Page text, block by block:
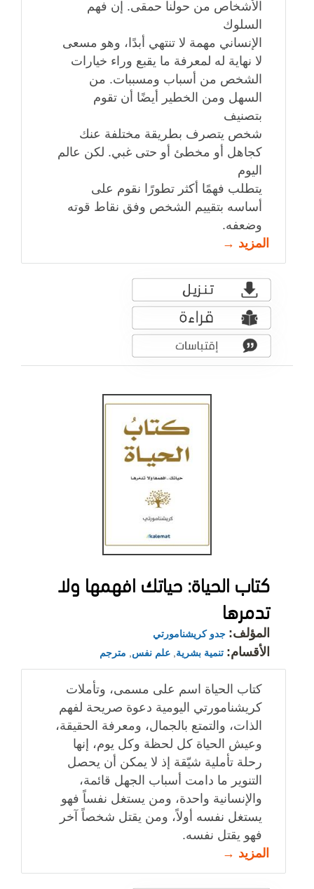
الأشخاص من حولنا حمقى. إن فهم
السلوك
الإنساني مهمة لا تنتهي أبدًا، وهو مسعى
لا نهاية له لمعرفة ما يقبع وراء خيارات
الشخص من أسباب ومسببات. من
السهل ومن الخطير أيضًا أن تقوم
بتصنيف
شخص يتصرف بطريقة مختلفة عنك
كجاهل أو مخطئ أو حتى غبي. لكن عالم
اليوم
يتطلب فهمًا أكثر تطورًا نقوم على
أساسه بتقييم الشخص وفق نقاط قوته
وضعفه.
المزيد →
كتاب الحياة: حياتك افهمها ولا
تدمرها
المؤلف: جدو كريشنامورتي
الأقسام: تنمية بشرية علم نفس مترجم
كتاب الحياة اسم على مسمى، وتأملات
كريشنامورتي اليومية دعوة صريحة لفهم
الذات، والتمتع بالجمال، ومعرفة الحقيقة،
وعيش الحياة كل لحظة وكل يوم، إنها
رحلة تأملية شيّقة إذ لا يمكن أن يحصل
التنوير ما دامت أسباب الجهل قائمة،
والإنسانية واحدة، ومن يستغل نفساً فهو
يستغل نفسه أولاً، ومن يقتل شخصاً آخر
فهو يقتل نفسه.
المزيد →